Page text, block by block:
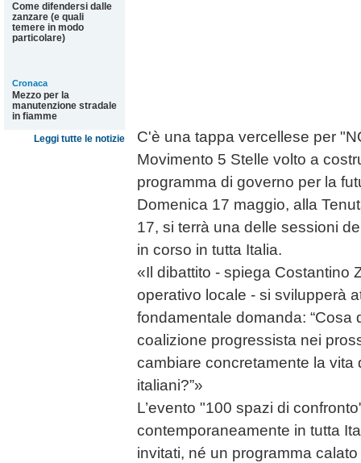
Come difendersi dalle
zanzare (e quali
temere in modo
particolare)
Cronaca
Mezzo per la
manutenzione stradale
in fiamme
Leggi tutte le notizie
C'è una tappa vercellese per
Movimento 5 Stelle volto a
programma di governo per la
Domenica 17 maggio, alla
17, si terrà una delle sessioni
in corso in tutta Italia.
«Il dibattito - spiega Costantino
operativo locale - si svilupperà
fondamentale domanda: “Cosa
coalizione progressista nei
cambiare concretamente la vita
italiani?”»
L’evento "100 spazi di
contemporaneamente in tutta
invitati, né un programma